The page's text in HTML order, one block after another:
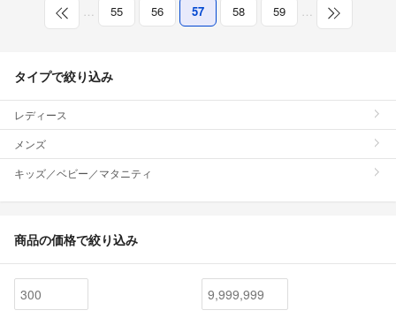
… 55 56 57 58 59 …
タイプで絞り込み
レディース
メンズ
キッズ／ベビー／マタニティ
商品の価格で絞り込み